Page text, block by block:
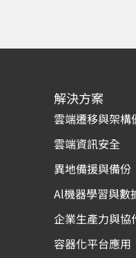
解決方案
雲端遷移與架構
雲端資訊安全
異地備援與備份
Al機器學習與數
企業生產力與協
容器化平台應用